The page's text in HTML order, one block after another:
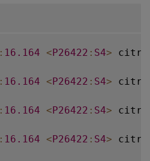
: 16.164 <P26422 : S4>
: 16.164 <P26422 : S4>
: 16.164 <P26422 : S4>
: 16.164 <P26422 : S4>